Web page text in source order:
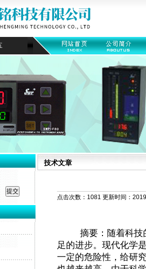
技术文章
点击次数：1081 更新时间：
摘要：随着科技的
足的进步。现代化学
一定的危险性，给研